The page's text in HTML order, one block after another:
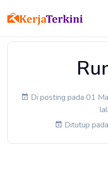
Di posting pada 01
Ditutup